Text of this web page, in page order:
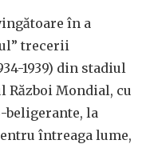
în a
trecerii
1939) din stadiul
Război Mondial, cu
beligerante, la
întreaga lume,